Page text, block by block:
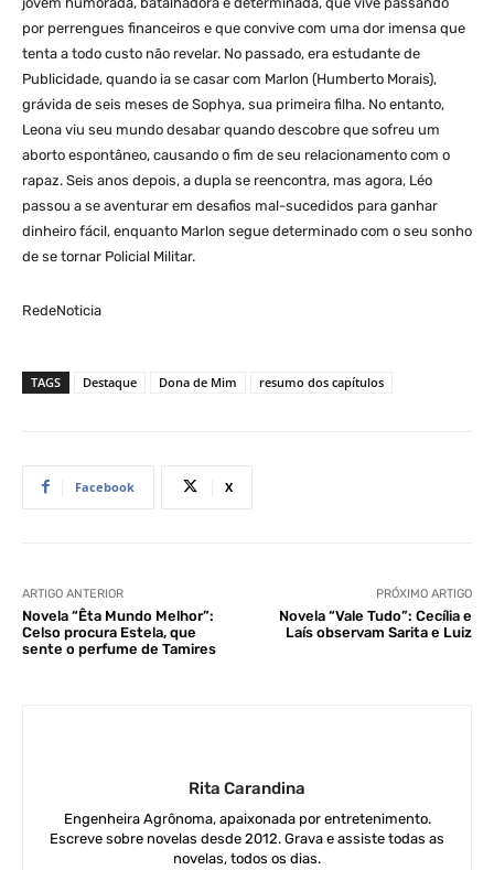
por perrengues financeiros e que convive com uma dor imensa que
tenta a todo custo não revelar. No passado, era estudante de
Publicidade, quando ia se casar com Marlon (Humberto Morais),
grávida de seis meses de Sophya, sua primeira filha. No entanto,
Leona viu seu mundo desabar quando descobre que sofreu um
aborto espontâneo, causando o fim de seu relacionamento com o
rapaz. Seis anos depois, a dupla se reencontra, mas agora, Léo
passou a se aventurar em desafios mal-sucedidos para ganhar
dinheiro fácil, enquanto Marlon segue determinado com o seu sonho
de se tornar Policial Militar.
RedeNoticia
TAGS Destaque Dona de Mim resumo dos capítulos
Facebook X
ARTIGO ANTERIOR
Novela “Êta Mundo Melhor”:
Celso procura Estela, que
sente o perfume de Tamires
PRÓXIMO ARTIGO
Novela “Vale Tudo”: Cecília e
Laís observam Sarita e Luiz
Rita Carandina
Engenheira Agrônoma, apaixonada por entretenimento.
Escreve sobre novelas desde 2012. Grava e assiste todas as
novelas, todos os dias.